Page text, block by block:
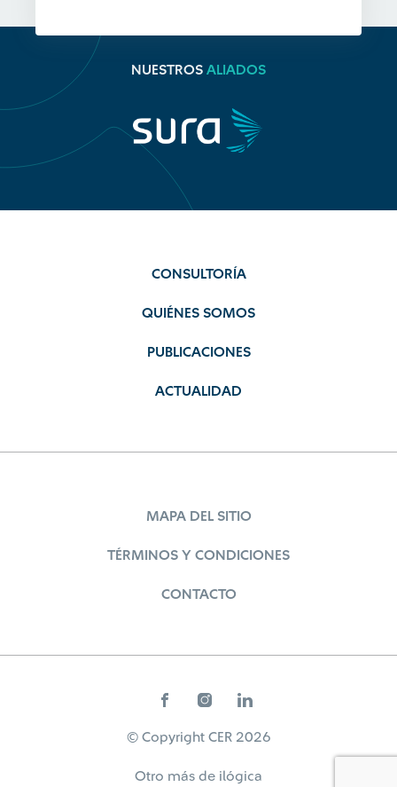
NUESTROS ALIADOS
CONSULTORÍA
QUIÉNES SOMOS
PUBLICACIONES
ACTUALIDAD
MAPA DEL SITIO
TÉRMINOS Y CONDICIONES
CONTACTO
© Copyright CER 2026
Otro más de ilógica